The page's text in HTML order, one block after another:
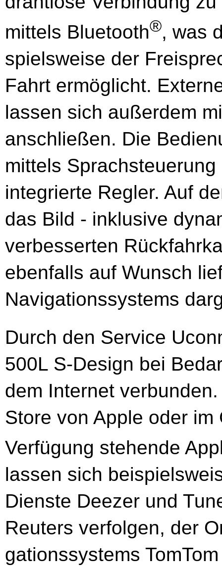
mittels Blue­tooth®, was
spielsweise der
Fahrt ermöglicht.
lassen sich außerdem
anschließen. Die
mittels
integrierte Regler. Auf
das Bild - inklusive
verbesserten
ebenfalls auf Wunsch
Navigationssystems
Durch den Service
500L S-Design bei
dem Internet
Store von Apple oder
Verfügung stehende
lassen sich
Dienste Deezer und
Reuters verfolgen, der
gationssystems